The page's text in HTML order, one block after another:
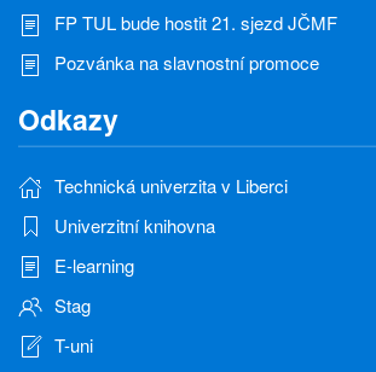
FP TUL bude hostit 21. sjezd JČMF
Pozvánka na slavnostní promoce
Odkazy
Technická univerzita v Liberci
Univerzitní knihovna
E-learning
Stag
T-uni